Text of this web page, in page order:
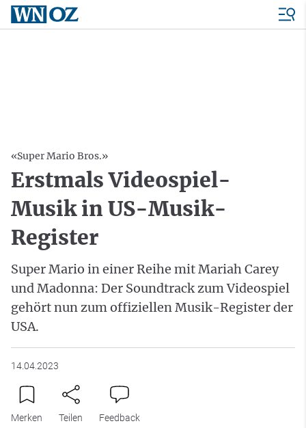
«Super Mario Bros.»
Erstmals Videospiel-
Musik in US-Musik-
Register
Super Mario in einer Reihe mit Mariah Carey
und Madonna: Der Soundtrack zum Videospiel
gehört nun zum offiziellen Musik-Register der
USA.
14.04.2023
Merken Teilen Feedback